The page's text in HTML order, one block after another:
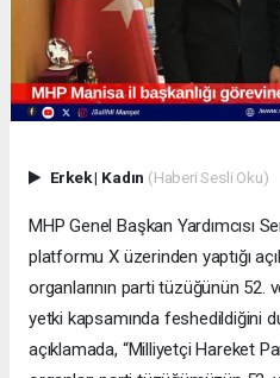
Erkek| Kadın (Haberi Sesli Oku)
MHP Genel Başkan Yardımcısı
platformu X üzerinden yaptığı
organlarının parti tüzüğünün 52.
yetki kapsamında feshedildiğini
açıklamada, “Milliyetçi Hareket